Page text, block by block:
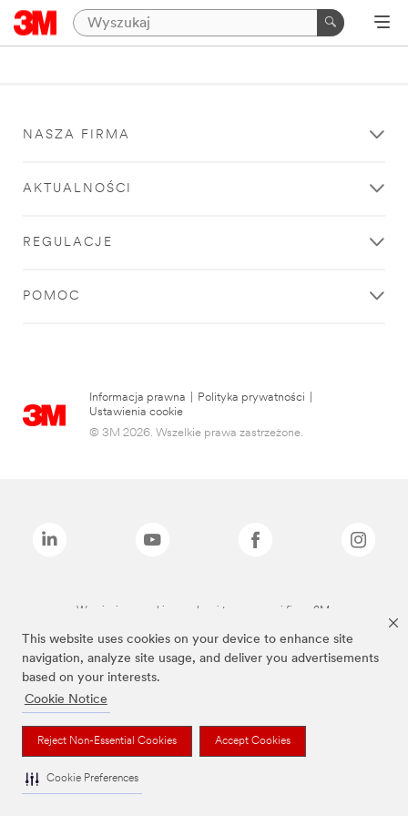
This website uses cookies on your device to enhance site
navigation, analyze site usage, and deliver you advertisements
based on your interests.
Cookie Notice
Reject Non-Essential Cookies Accept Cookies
Cookie Preferences
NASZA FIRMA
AKTUALNOŚCI
REGULACJE
POMOC
Informacja prawna Polityka prywatności
Ustawienia cookie
© 3M 2026. Wszelkie prawa zastrzeżone.
Wymienione marki są znakami towarowymi firmy 3M.